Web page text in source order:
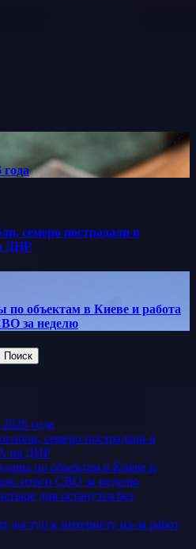
года
семеро пострадали в
ДНР
объектам в Киеве и работа
за неделю
года
семеро пострадали в
на ДНР
по объектам в Киеве и
итоги СВО за неделю
дня останутся без
доступ к интернету из-за работ